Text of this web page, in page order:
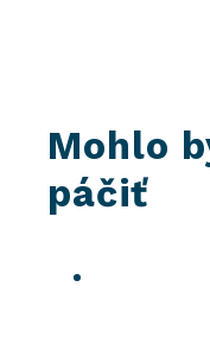
Mohlo
páčiť